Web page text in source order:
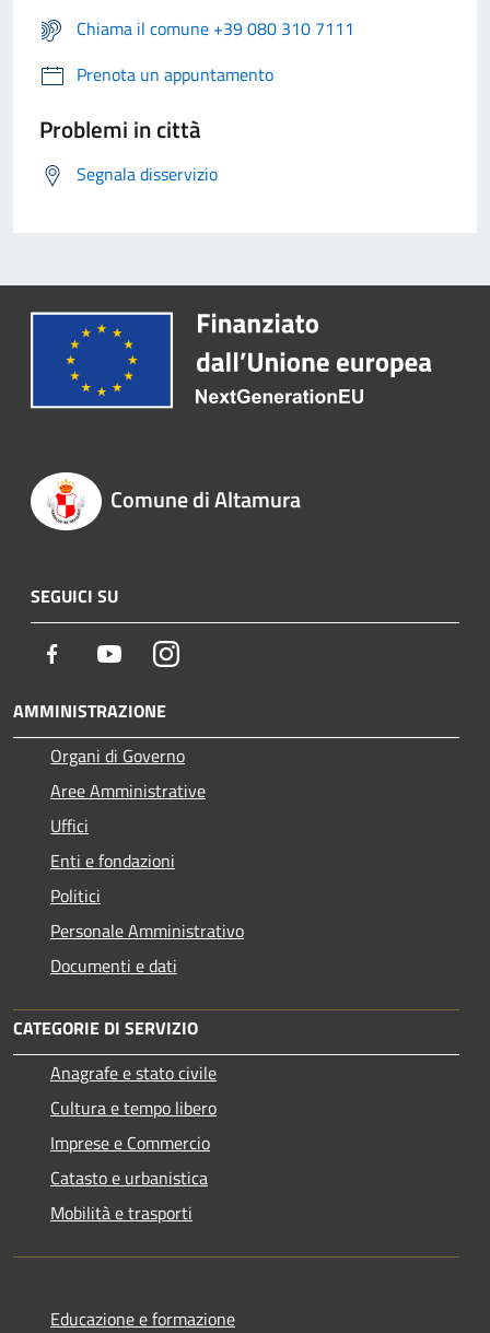
Chiama il comune +39 080 310 7111
Prenota un appuntamento
Problemi in città
Segnala disservizio
Comune di Altamura
SEGUICI SU
Facebook YoutubeInstagram
AMMINISTRAZIONE
Organi di Governo
Aree Amministrative
Uffici
Enti e fondazioni
Politici
Personale Amministrativo
Documenti e dati
CATEGORIE DI SERVIZIO
Anagrafe e stato civile
Cultura e tempo libero
Imprese e Commercio
Catasto e urbanistica
Mobilità e trasporti
Educazione e formazione